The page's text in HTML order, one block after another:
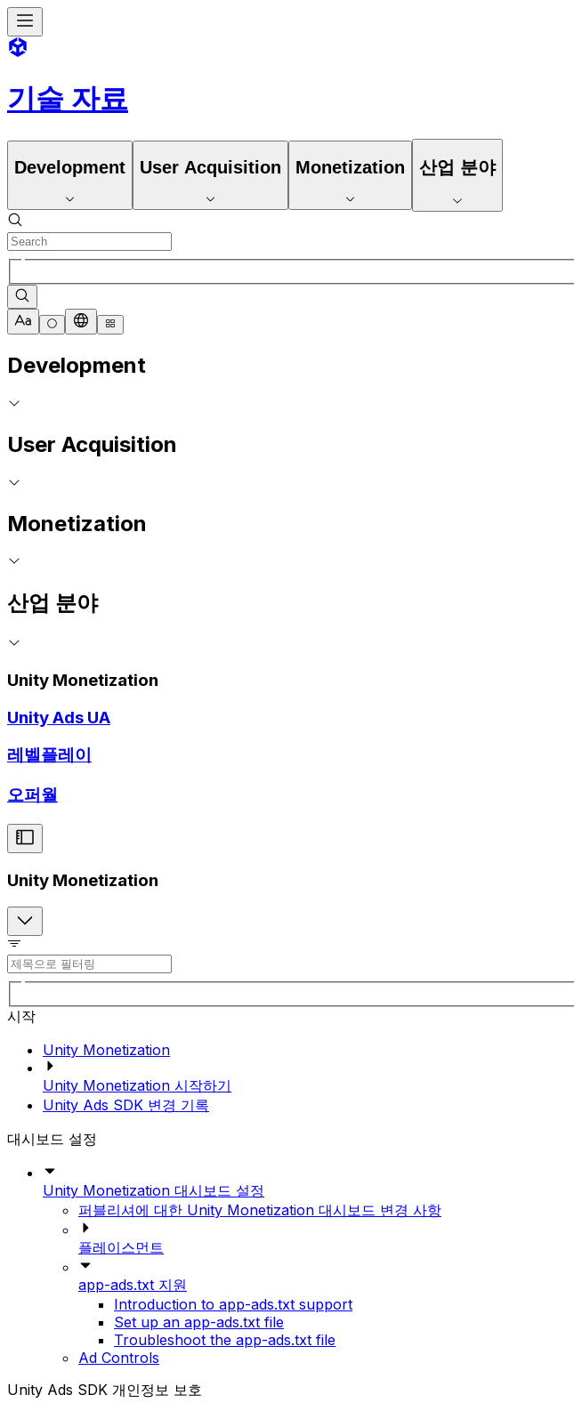
기술 자료
Development User Acquisition Monetization 산업 분야
Development
User Acquisition
Monetization
산업 분야
Unity Monetization
Unity Ads UA
레벨플레이
오퍼월
Unity Monetization
시작
Unity Monetization
Unity Monetization 시작하기
Unity Ads SDK 변경 기록
대시보드 설정
Unity Monetization 대시보드 설정
퍼블리셔에 대한 Unity Monetization 대시보드 변경 사항
플레이스먼트
app-ads.txt 지원
Introduction to app-ads.txt support
Set up an app-ads.txt file
Troubleshoot the app-ads.txt file
Ad Controls
Unity Ads SDK 개인정보 보호